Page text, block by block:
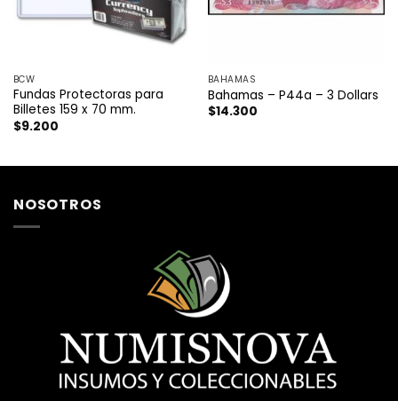
BCW
Fundas Protectoras para
Billetes 159 x 70 mm.
$9.200
BAHAMAS
Bahamas – P44a – 3 Dollars
$14.300
NOSOTROS